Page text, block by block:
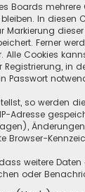
Boards
In
Markierung
Ferner
Cookies
Passwort
so werden
Adresse
Browser-
weitere
oder